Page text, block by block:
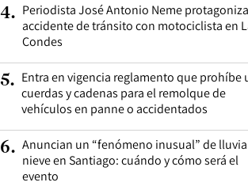
4. Periodista José Antonio Neme protagoniza
accidente de tránsito con motociclista en
Condes
5. Entra en vigencia reglamento que prohíbe
cuerdas y cadenas para el remolque de
vehículos en panne o accidentados
6. Anuncian un “fenómeno inusual” de
nieve en Santiago: cuándo y cómo será el
evento